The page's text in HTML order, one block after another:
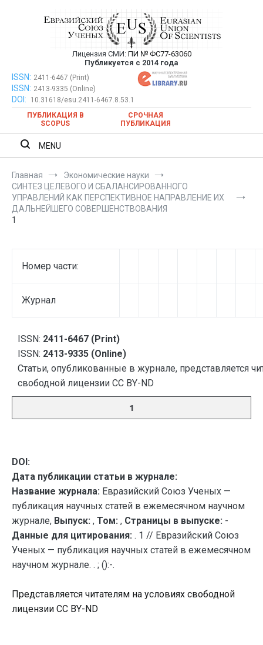
Евразийский Союз Ученых —
публикация научных статей в
ежемесячном научном журнале
Лицензия СМИ: ПИ № ФС77-63060
Публикуется с 2014 года
Евразийский Союз Ученых — публикация научных статей в
ежемесячном научном журнале
ISSN: 2411-6467 (Print)
ISSN: 2413-9335 (Online)
DOI:
10.31618/esu.2411-6467.8.53.1
ПУБЛИКАЦИЯ В
SCOPUS
СРОЧНАЯ
ПУБЛИКАЦИЯ
MENU
Главная
Экономические науки
СИНТЕЗ ЦЕЛЕВОГО И СБАЛАНСИРОВАННОГО
УПРАВЛЕНИЙ КАК ПЕРСПЕКТИВНОЕ НАПРАВЛЕНИЕ ИХ
ДАЛЬНЕЙШЕГО СОВЕРШЕНСТВОВАНИЯ
1
Номер части:
Журнал
ISSN: 2411-6467 (Print)
ISSN: 2413-9335 (Online)
Статьи, опубликованные в журнале, представляется
свободной лицензии CC BY-ND
1
DOI:
Дата публикации статьи в журнале:
Название журнала: Евразийский Союз Ученых —
публикация научных статей в ежемесячном научном
журнале, Выпуск: , Том: , Страницы в выпуске: -
Данные для цитирования: . 1 // Евразийский Союз
Ученых — публикация научных статей в ежемесячном
научном журнале. . ; ():-.
Представляется читателям на условиях свободной
лицензии CC BY-ND